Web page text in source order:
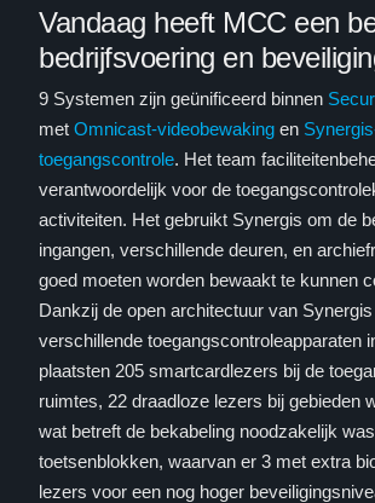
Vandaag heeft MCC een
bedrijfsvoering en
9 Systemen zijn geünificeerd binnen
met Omnicast-videobewaking en
toegangscontrole. Het team
verantwoordelijk voor de
activiteiten. Het gebruikt Synergis om de
ingangen, verschillende deuren, en
goed moeten worden bewaakt te kunnen
Dankzij de open architectuur van
verschillende toegangscontroleapparaten
plaatsten 205 smartcardlezers bij de
ruimtes, 22 draadloze lezers bij gebieden
wat betreft de bekabeling noodzakelijk
toetsenblokken, waarvan er 3 met extra
lezers voor een nog hoger